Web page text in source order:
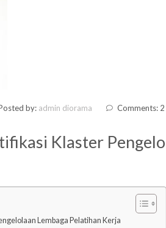
by: admin diorama Comments: 2
Klaster
Lembaga Pelatihan Kerja